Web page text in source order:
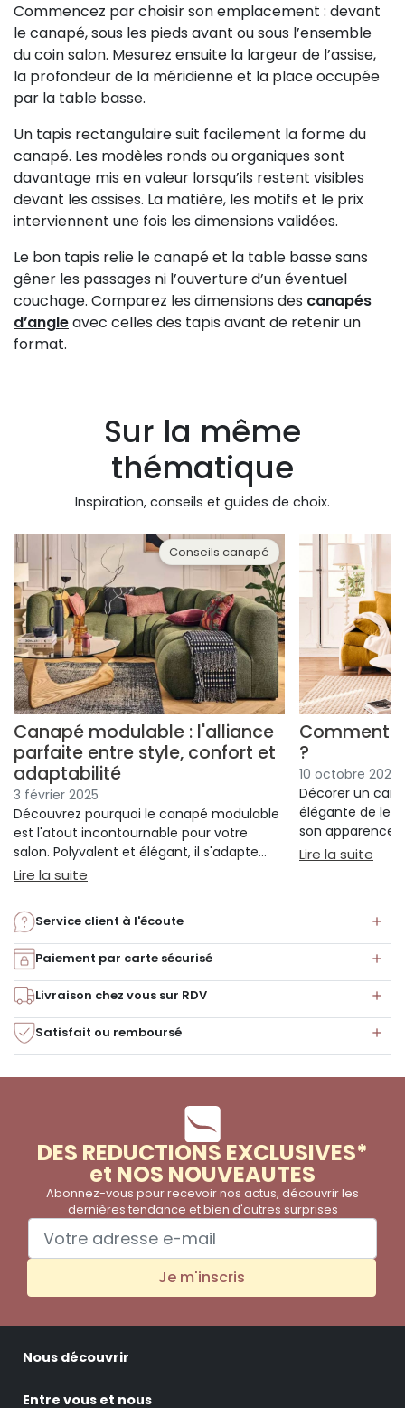
Commencez par choisir son emplacement : devant
le canapé, sous les pieds avant ou sous l’ensemble
du coin salon. Mesurez ensuite la largeur de l’assise,
la profondeur de la méridienne et la place occupée
par la table basse.
Un tapis rectangulaire suit facilement la forme du
canapé. Les modèles ronds ou organiques sont
davantage mis en valeur lorsqu’ils restent visibles
devant les assises. La matière, les motifs et le prix
interviennent une fois les dimensions validées.
Le bon tapis relie le canapé et la table basse sans
gêner les passages ni l’ouverture d’un éventuel
couchage. Comparez les dimensions des canapés
d’angleavec celles des tapis avant de retenir un
format.
Sur la même
thématique
Inspiration, conseils et guides de choix.
Conseils canapé
Canapé modulable : l'alliance
parfaite entre style, confort et
adaptabilité
3 février 2025
Découvrez pourquoi le canapé modulable
est l'atout incontournable pour votre
salon. Polyvalent et élégant, il s'adapte
avec style à vos espaces et à vos besoins.
Lire la suite
Comment
?
10 octobre 2024
Décorer un
élégante de le
son apparence
l’objectif est
faire ! Le
salon, une
ton et le style.
des plaids, des
rendre cet
chaleureux...
Lire la suite
Service client à l'écoute
Paiement par carte sécurisé
Livraison chez vous sur RDV
Satisfait ou remboursé
DES REDUCTIONS EXCLUSIVES*
et NOS NOUVEAUTES
Abonnez-vous pour recevoir nos actus, découvrir les
dernières tendance et bien d'autres surprises
Je m'inscris
Nous découvrir
Entre vous et nous